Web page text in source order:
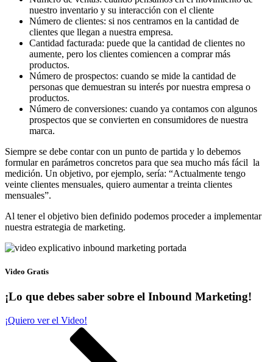
nuestro inventario y su interacción con el cliente
Número de clientes: si nos centramos en la cantidad de
clientes que llegan a nuestra empresa.
Cantidad facturada: puede que la cantidad de clientes no
aumente, pero los clientes comiencen a comprar más
productos.
Número de prospectos: cuando se mide la cantidad de
personas que demuestran su interés por nuestra empresa o
productos.
Número de conversiones: cuando ya contamos con algunos
prospectos que se convierten en consumidores de nuestra
marca.
Siempre se debe contar con un punto de partida y lo debemos
formular en parámetros concretos para que sea mucho más fácil la
medición. Un objetivo, por ejemplo, sería: “Actualmente tengo
veinte clientes mensuales, quiero aumentar a treinta clientes
mensuales”.
Al tener el objetivo bien definido podemos proceder a implementar
nuestra estrategia de marketing.
Video Gratis
¡Lo que debes saber sobre el Inbound Marketing!
¡Quiero ver el Video!